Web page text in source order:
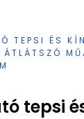
TEPSI ÉS
tepsi